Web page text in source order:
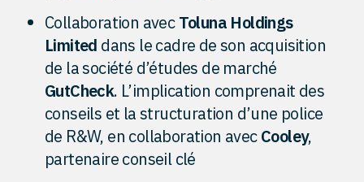
Collaboration avecToluna Holdings
Limited dans le cadre de son acquisition
de la société d’études de marché
GutCheck. L’implication comprenait des
conseils et la structuration d’une police
de R&W, en collaboration avecCooley,
partenaire conseil clé